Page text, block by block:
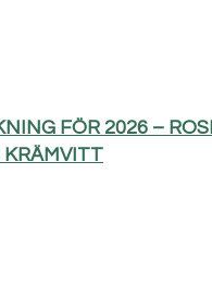
FÖR 2026 –
KRÄMVITT